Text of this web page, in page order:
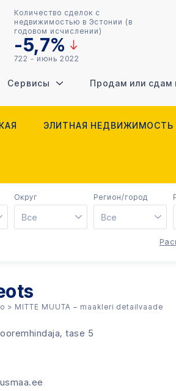
Количество сделок с
недвижимостью в Эстонии (в
годовом исчислении)
-5,7%
722 - июнь 2022
Сервисы Продам или сдам
ЭЛИТНАЯ НЕДВИЖИМОСТЬ
Округ
Все
Регион/город
Все
> MITTE MUUTA – maakleri detailvaade
tase 5